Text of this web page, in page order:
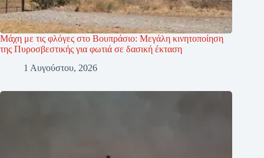
Μάχη με τις φλόγες στο Βουπράσιο: Μεγάλη κινητοποίηση
της Πυροσβεστικής για φωτιά σε δασική έκταση
1 Αυγούστου, 2026